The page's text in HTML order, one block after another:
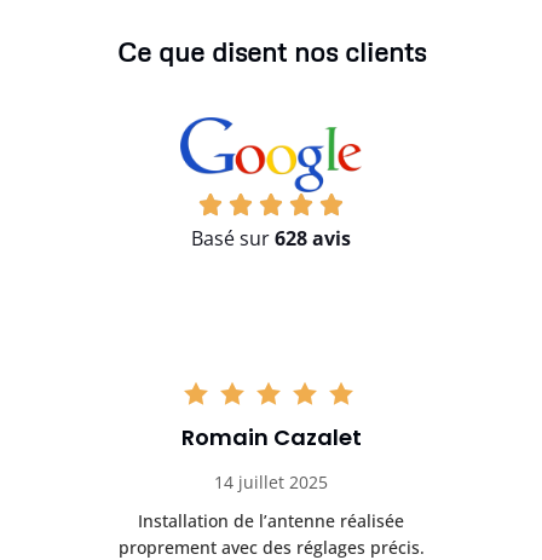
Ce que disent nos clients
Basé sur628 avis
Romain Cazalet
14 juillet 2025
Installation de l’antenne réalisée
proprement avec des réglages précis.